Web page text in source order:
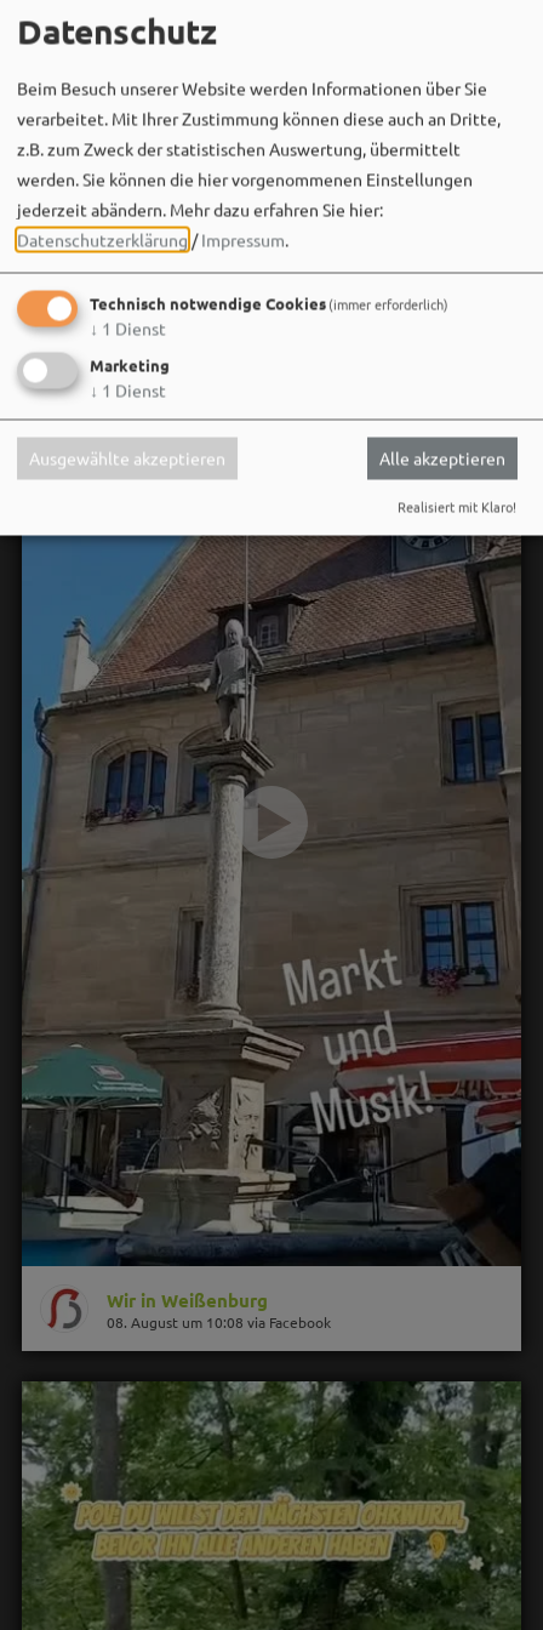
Social Media
Wir in Weißenburg
08. August um 10:08 via Facebook
Datenschutz
Beim Besuch unserer Website werden Informationen über Sie
verarbeitet. Mit Ihrer Zustimmung können diese auch an Dritte,
z.B. zum Zweck der statistischen Auswertung, übermittelt
werden. Sie können die hier vorgenommenen Einstellungen
jederzeit abändern. Mehr dazu erfahren Sie hier:
Datenschutzerklärung /Impressum.
Technisch notwendige Cookies(immer erforderlich)
↓ 1 Dienst
Marketing
↓ 1 Dienst
Ausgewählte akzeptieren Alle akzeptieren
Realisiert mit Klaro!